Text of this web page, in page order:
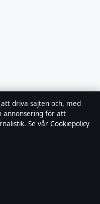
driva sajten och, med
annonsering för att
Se vår Cookiepolicy